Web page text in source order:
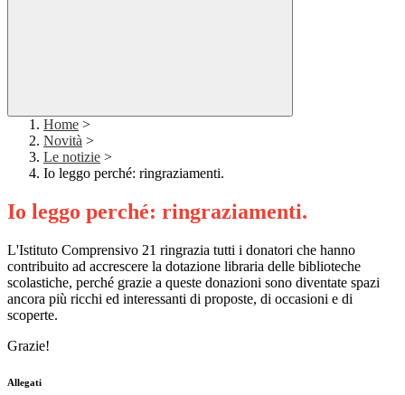
Home >
Novità >
Le notizie >
Io leggo perché: ringraziamenti.
Io leggo perché: ringraziamenti.
L'Istituto Comprensivo 21 ringrazia tutti i donatori che hanno
contribuito ad accrescere la dotazione libraria delle biblioteche
scolastiche, perché grazie a queste donazioni sono diventate spazi
ancora più ricchi ed interessanti di proposte, di occasioni e di
scoperte.
Grazie!
Allegati